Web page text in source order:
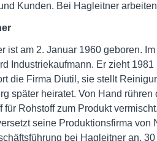
Kunden. Bei Hagleitner
ist am 2. Januar 1960 geboren.
Industriekaufmann. Er zieht
die Firma Diutil, sie stellt
später heiratet. Von Hand
für Rohstoff zum Produkt
seine Produktionsfirma
bei Hagleitner an,